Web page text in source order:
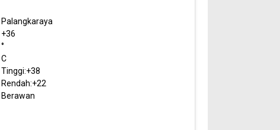
Palangkaraya
+36
°
C
Tinggi:+38
Rendah:+22
Berawan